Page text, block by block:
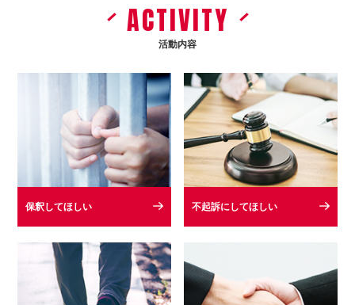
ACTIVITY
活動内容
保釈してほしい 不起訴にしてほしい